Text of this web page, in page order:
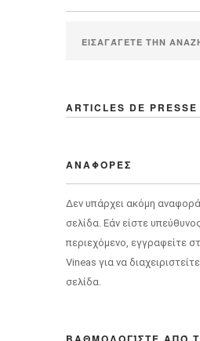
ARTICLES DE PRESSE
ΑΝΑΦΟΡΈΣ
Δεν υπάρχει ακόμη
σελίδα. Εάν είστε
περιεχόμενο, εγγραφείτε
Vineas για να
σελίδα.